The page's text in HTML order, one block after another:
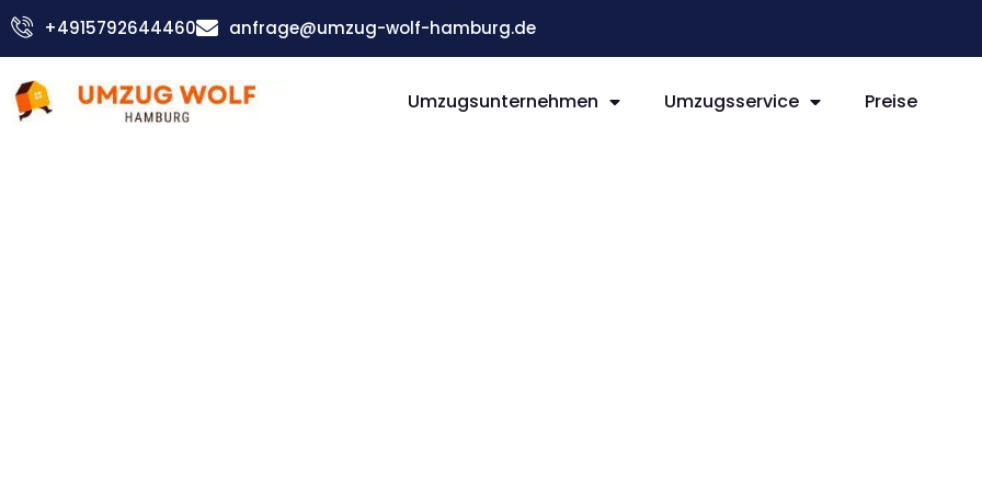
Zum
Inhalt
+4915792644460 anfrage@umzug-wolf-hamburg.de
Umzugsunternehmen Umzugsservice Preise